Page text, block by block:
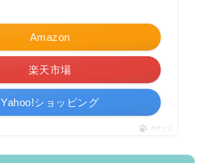
Amazon
楽天市場
Yahoo!ショッピング
ポチップ